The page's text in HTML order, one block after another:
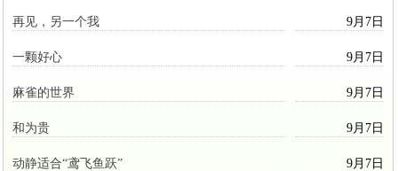
再见，另一个我 9月7日
一颗好心 9月7日
麻雀的世界 9月7日
和为贵 9月7日
动静适合“鸢飞鱼跃” 9月7日